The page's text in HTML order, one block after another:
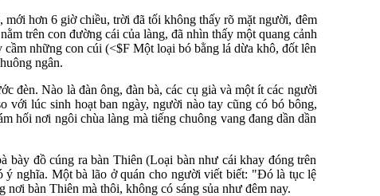
hơn 6 giờ chiều, trời đã tối không thấy rõ mặt người, đêm
trên con đường cái của làng, đã nhìn thấy một quang cảnh
những con cúi (<$F Một loại bó bằng lá dừa khô, đốt lên
ngân.
đèn. Nào là đàn ông, đàn bà, các cụ già và một ít các người
với lúc sinh hoạt ban ngày, người nào tay cũng có bó bông,
hối nơi ngôi chùa làng mà tiếng chuông vang đang dần dần
bày đồ cúng ra bàn Thiên (Loại bàn như cái khay đóng trên
ý nghĩa. Một bà lão ở quán cho người viết biết: "Đó là tục lệ
bàn Thiên mà thôi, không có sáng sủa như đêm nay.